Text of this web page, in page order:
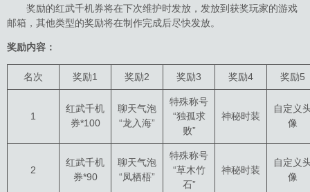
奖励的红武千机券将在下次维护时发放，发放到获奖玩家的游戏
邮箱，其他类型的奖励将在制作完成后尽快发放。
奖励内容：
名次 奖励1 奖励2 奖励3 奖励4 奖励5
1
红武千机
券*100
聊天气泡
“龙入海”
特殊称号
“独孤求
败”
神秘时装
自定义
像
2
红武千机
券*90
聊天气泡
“凤栖梧”
特殊称号
“草木竹
石”
神秘时装
自定义
像